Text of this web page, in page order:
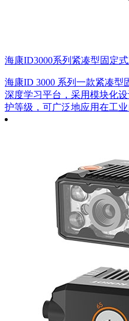
海康ID3000系列紧凑型固定
海康ID 3000 系列一款紧凑型固
深度学习平台，采用模块化设
护等级，可广泛地应用在工业